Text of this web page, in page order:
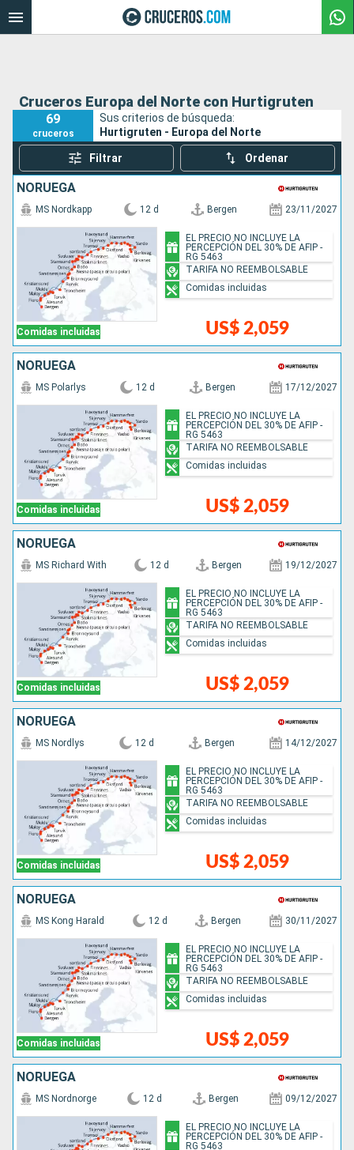
Cruceros Europa del Norte con Hurtigruten
69
cruceros
Sus criterios de búsqueda:
Hurtigruten - Europa del Norte
Filtrar Ordenar
NORUEGA
Comidas incluidas
MS Nordkapp 12 d Bergen 23/11/2027
US$ 2,059
EL PRECIO NO INCLUYE LA
PERCEPCIÓN DEL 30% DE AFIP -
RG 5463
TARIFA NO REEMBOLSABLE
Comidas incluidas
NORUEGA
Comidas incluidas
MS Polarlys 12 d Bergen 17/12/2027
US$ 2,059
EL PRECIO NO INCLUYE LA
PERCEPCIÓN DEL 30% DE AFIP -
RG 5463
TARIFA NO REEMBOLSABLE
Comidas incluidas
NORUEGA
Comidas incluidas
MS Richard With 12 d Bergen 19/12/2027
US$ 2,059
EL PRECIO NO INCLUYE LA
PERCEPCIÓN DEL 30% DE AFIP -
RG 5463
TARIFA NO REEMBOLSABLE
Comidas incluidas
NORUEGA
Comidas incluidas
MS Nordlys 12 d Bergen 14/12/2027
US$ 2,059
EL PRECIO NO INCLUYE LA
PERCEPCIÓN DEL 30% DE AFIP -
RG 5463
TARIFA NO REEMBOLSABLE
Comidas incluidas
NORUEGA
Comidas incluidas
MS Kong Harald 12 d Bergen 30/11/2027
US$ 2,059
EL PRECIO NO INCLUYE LA
PERCEPCIÓN DEL 30% DE AFIP -
RG 5463
TARIFA NO REEMBOLSABLE
Comidas incluidas
NORUEGA
MS Nordnorge 12 d Bergen 09/12/2027
EL PRECIO NO INCLUYE LA
PERCEPCIÓN DEL 30% DE AFIP -
RG 5463